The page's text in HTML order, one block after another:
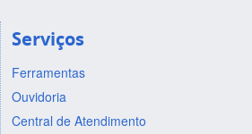
Serviços
Ferramentas
Ouvidoria
Central de Atendimento